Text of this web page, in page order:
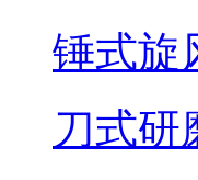
锤式旋
刀式研